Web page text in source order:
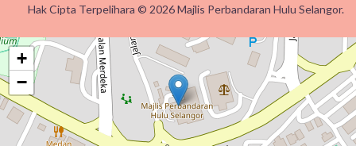
Hak Cipta Terpelihara © 2026 Majlis Perbandaran Hulu Selangor.
+
−